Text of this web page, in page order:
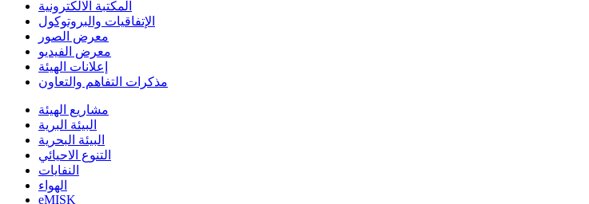
المكتبة الالكترونية
الإتفاقيات والبروتوكول
معرض الصور
معرض الفيديو
إعلانات الهيئة
مذكرات التفاهم والتعاون
مشاريع الهيئة
البيئة البرية
البيئة البحرية
التنوع الاحيائي
النفايات
الهواء
eMISK